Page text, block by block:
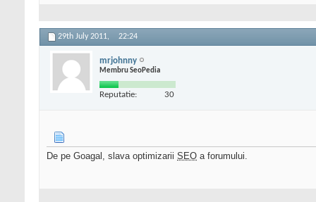
29th July 2011, 22:24
mrjohnny
Membru SeoPedia
Reputatie: 30
De pe Goagal, slava optimizarii SEO a forumului.